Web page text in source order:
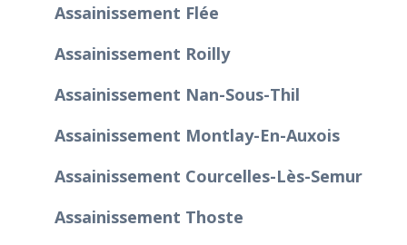
Assainissement Flée
Assainissement Roilly
Assainissement Nan-Sous-Thil
Assainissement Montlay-En-Auxois
Assainissement Courcelles-Lès-Semur
Assainissement Thoste